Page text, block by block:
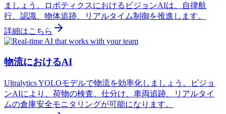
ましょう。ロボティクスにおけるビジョンAIは、自律航
行、認識、物体追跡、リアルタイム制御を推進します。
詳細はこちら
物流におけるAI
Ultralytics YOLOモデルで物流を効率化しましょう。ビジョ
ンAIにより、荷物の検査、仕分け、車両追跡、リアルタイ
ムの倉庫安全モニタリングが可能になります。